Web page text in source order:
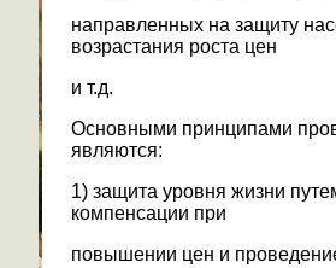
направленных на защиту
возрастания роста цен
и т.д.
Основными принципами
являются:
1) защита уровня жизни
компенсации при
повышении цен и